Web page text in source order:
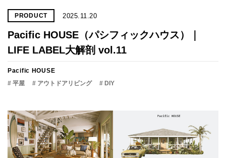
PRODUCT 2025.11.20
Pacific HOUSE（パシフィックハウス）｜
LIFE LABEL大解剖 vol.11
Pacific HOUSE
# 平屋
# アウトドアリビング # DIY